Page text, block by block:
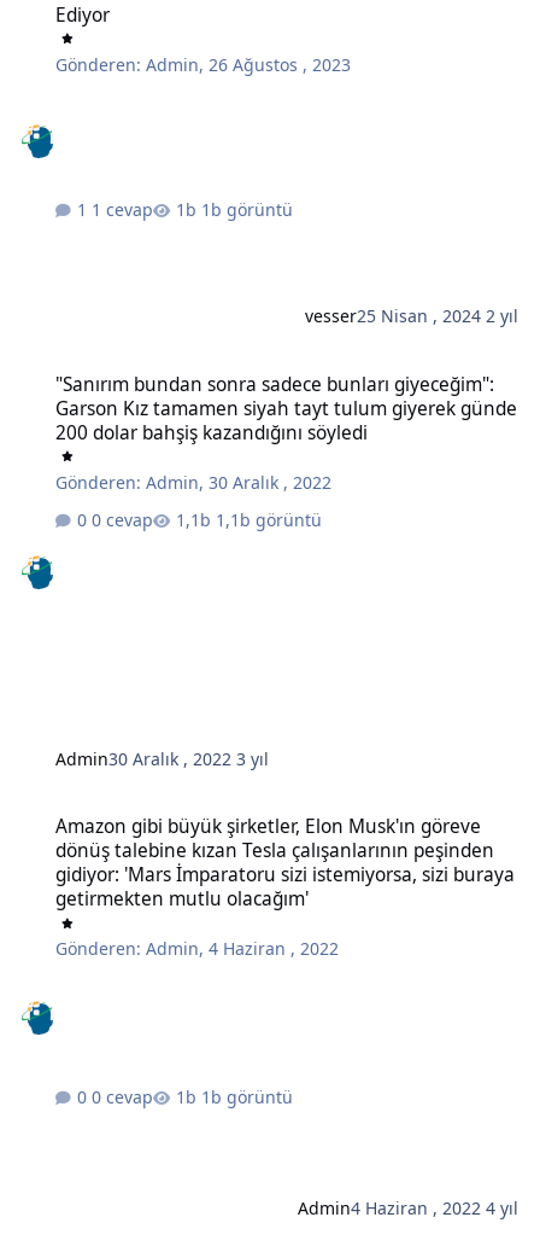
Ediyor
Gönderen:Admin, 26 Ağustos , 2023
1 cevap 1b görüntü
vesser25 Nisan , 2024 2 yıl
"Sanırım bundan sonra sadece bunları giyeceğim":
Garson Kız tamamen siyah tayt tulum giyerek günde
200 dolar bahşiş kazandığını söyledi
Gönderen:Admin,30 Aralık , 2022
0 cevap
1,1b görüntü
Admin30 Aralık , 20223 yıl
Amazon gibi büyük şirketler, Elon Musk'ın göreve
dönüş talebine kızan Tesla çalışanlarının peşinden
gidiyor: 'Mars İmparatoru sizi istemiyorsa, sizi buraya
getirmekten mutlu olacağım'
Gönderen:Admin,4 Haziran , 2022
0 cevap 1b görüntü
Admin4 Haziran , 2022 4 yıl